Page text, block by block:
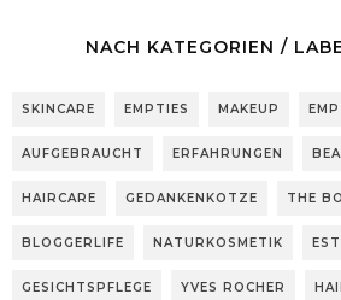
NACH KATEGORIEN /
SKINCARE EMPTIES MAKEUP
AUFGEBRAUCHT ERFAHRUNGEN
HAIRCARE GEDANKENKOTZE THE
BLOGGERLIFE NATURKOSMETIK
GESICHTSPFLEGE YVES ROCHER